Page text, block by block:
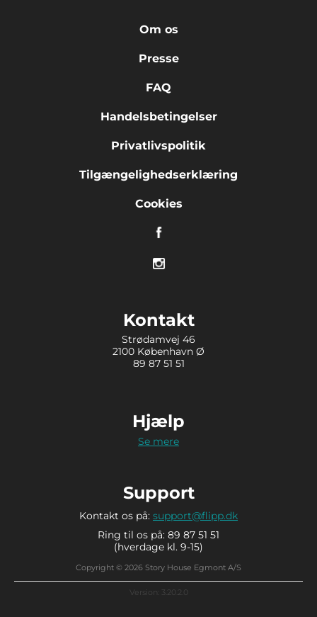
Om os
Presse
FAQ
Handelsbetingelser
Privatlivspolitik
Tilgængelighedserklæring
Cookies
Kontakt
Strødamvej 46
2100 København Ø
89 87 51 51
Hjælp
Se mere
Support
Kontakt os på: support@flipp.dk
Ring til os på: 89 87 51 51
(hverdage kl. 9-15)
Copyright © 2026 Story House Egmont A/S
Version: 3.20.2.0